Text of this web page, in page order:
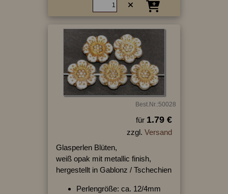
Best.Nr.:50028
für 1.79 €
zzgl. Versand
Glasperlen Blüten,
weiß opak mit metallic finish,
hergestellt in Gablonz / Tschechien
Perlengröße: ca. 12/4mm